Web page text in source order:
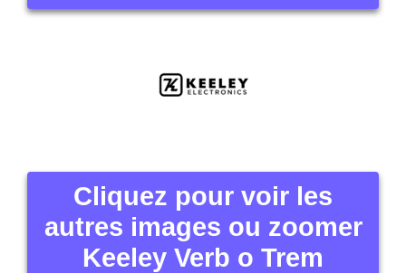
Cliquez pour voir les
autres images ou zoomer
Keeley Verb o Trem